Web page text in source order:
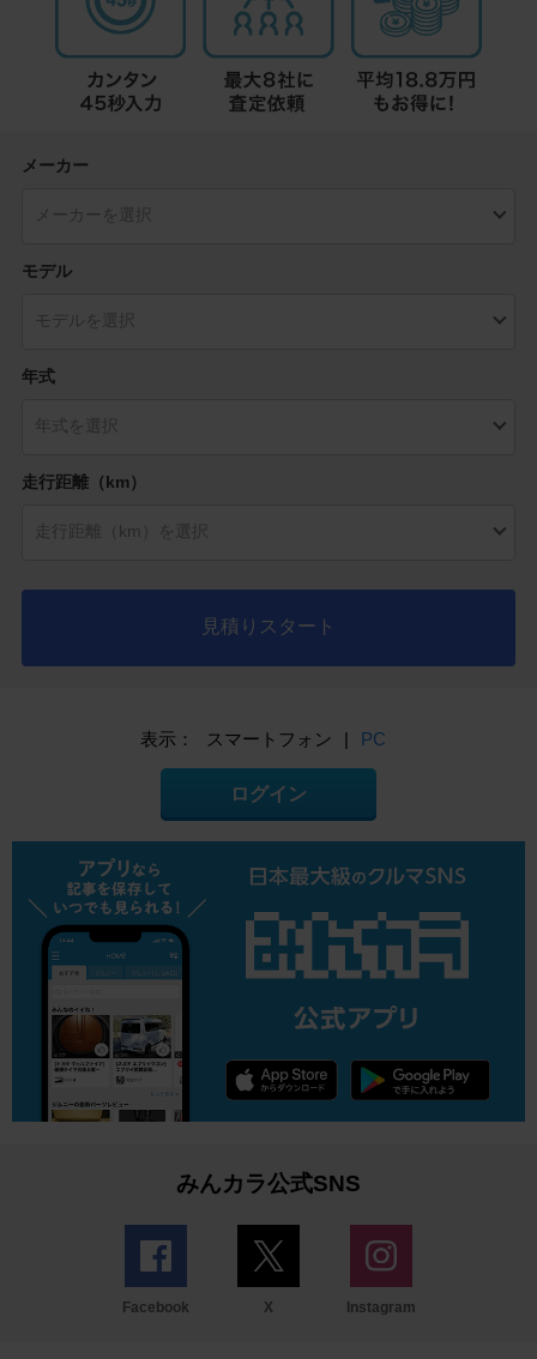
メーカー
モデル
年式
走行距離（km）
見積りスタート
表示： スマートフォン | PC
ログイン
みんカラ公式SNS
Facebook X Instagram